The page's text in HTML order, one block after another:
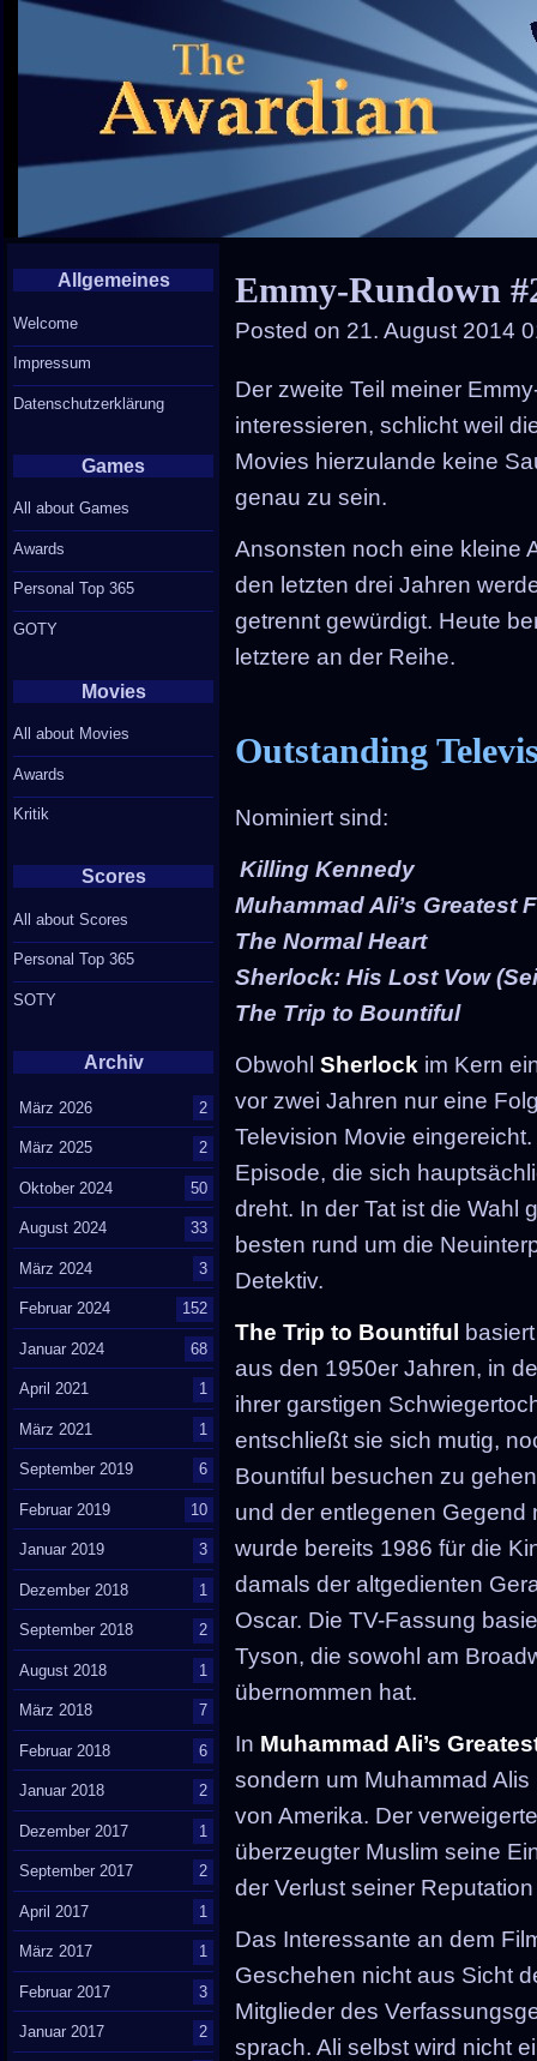
Emmy-Rundown
Posted on 21. August 2014
Der zweite Teil meiner
interessieren, schlicht weil
Movies hierzulande keine
genau zu sein.
Ansonsten noch eine kleine
den letzten drei Jahren
getrennt gewürdigt. Heute
letztere an der Reihe.
Outstanding
Nominiert sind:
Killing Kennedy
Muhammad Ali’s Greatest
The Normal Heart
Sherlock: His Lost Vow
The Trip to Bountiful
ObwohlSherlock im Kern
vor zwei Jahren nur eine
Television Movie
Episode, die sich
dreht. In der Tat ist die Wahl
besten rund um die
Detektiv.
The Trip to Bountiful
aus den 1950er Jahren, in
ihrer garstigen
entschließt sie sich mutig,
Bountiful besuchen zu
und der entlegenen Gegend
wurde bereits 1986 für die
damals der altgedienten
Oscar. Die TV-Fassung
Tyson, die sowohl am
übernommen hat.
In Muhammad Ali’s
sondern um Muhammad
von Amerika. Der
überzeugter Muslim seine
der Verlust seiner
Das Interessante an dem
Geschehen nicht aus Sicht
Mitglieder des
sprach. Ali selbst wird nicht
Allgemeines
Welcome
Impressum
Datenschutzerklärung
Games
All about Games
Awards
Personal Top 365
GOTY
Movies
All about Movies
Awards
Kritik
Scores
All about Scores
Personal Top 365
SOTY
Archiv
März 2026 2
März 2025 2
Oktober 2024 50
August 2024 33
März 2024 3
Februar 2024 152
Januar 2024 68
April 2021 1
März 2021 1
September 2019 6
Februar 2019 10
Januar 2019 3
Dezember 2018 1
September 2018 2
August 2018 1
März 2018 7
Februar 2018 6
Januar 2018 2
Dezember 2017 1
September 2017 2
April 2017 1
März 2017 1
Februar 2017 3
Januar 2017 2